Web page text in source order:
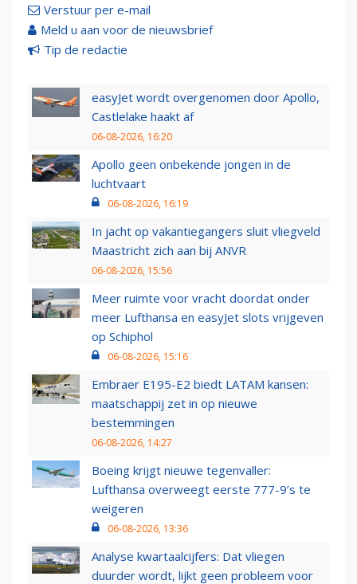
Verstuur per e-mail
Meld u aan voor de nieuwsbrief
Tip de redactie
easyJet wordt overgenomen door Apollo,
Castlelake haakt af
06-08-2026, 16:20
Apollo geen onbekende jongen in de
luchtvaart
06-08-2026, 16:19
In jacht op vakantiegangers sluit vliegveld
Maastricht zich aan bij ANVR
06-08-2026, 15:56
Meer ruimte voor vracht doordat onder
meer Lufthansa en easyJet slots vrijgeven
op Schiphol
06-08-2026, 15:16
Embraer E195-E2 biedt LATAM kansen:
maatschappij zet in op nieuwe
bestemmingen
06-08-2026, 14:27
Boeing krijgt nieuwe tegenvaller:
Lufthansa overweegt eerste 777-9’s te
weigeren
06-08-2026, 13:36
Analyse kwartaalcijfers: Dat vliegen
duurder wordt, lijkt geen probleem voor